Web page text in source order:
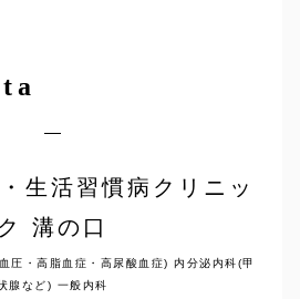
生活習慣病クリニッ
ク 溝の口
圧・高脂血症・高尿酸血症) 内分泌内科(甲
腺など) 一般内科